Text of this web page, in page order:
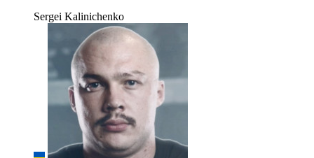
Sergei Kalinichenko